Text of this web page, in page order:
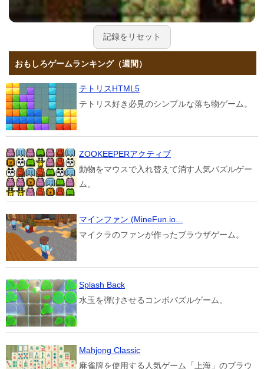
記録をリセット
おもしろゲームランキング（週間）
テトリスHTML5
テトリス好き必見のシンプルな落ち物ゲーム。
ZOOKEEPERアクティブ
動物をマウスで入れ替えて消す人気パズルゲー
ム。
マインファン (MineFun.io...
マイクラのファンが作ったブラウザゲーム。
Splash Back
水玉を弾けさせるコンボパズルゲーム。
Mahjong Classic
麻雀牌を使用する人気ゲーム「上海」のブラウ